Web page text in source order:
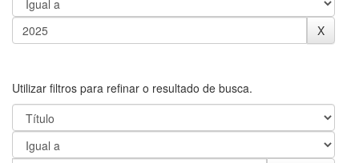
Utilizar filtros para refinar o resultado de busca.